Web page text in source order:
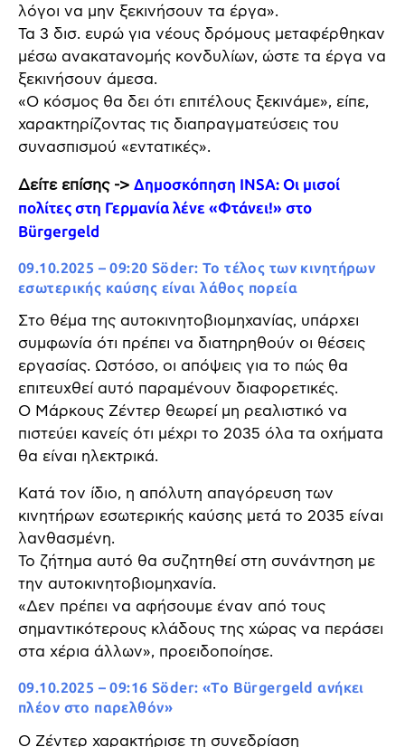
λόγοι να μην ξεκινήσουν τα έργα».
Τα 3 δισ. ευρώ για νέους δρόμους μεταφέρθηκαν
μέσω ανακατανομής κονδυλίων, ώστε τα έργα να
ξεκινήσουν άμεσα.
«Ο κόσμος θα δει ότι επιτέλους ξεκινάμε», είπε,
χαρακτηρίζοντας τις διαπραγματεύσεις του
συνασπισμού «εντατικές».
Δείτε επίσης -> Δημοσκόπηση INSA: Οι μισοί
πολίτες στη Γερμανία λένε «Φτάνει!» στο
Bürgergeld
09.10.2025 – 09:20 Söder: Το τέλος των κινητήρων
εσωτερικής καύσης είναι λάθος πορεία
Στο θέμα της αυτοκινητοβιομηχανίας, υπάρχει
συμφωνία ότι πρέπει να διατηρηθούν οι θέσεις
εργασίας. Ωστόσο, οι απόψεις για το πώς θα
επιτευχθεί αυτό παραμένουν διαφορετικές.
Ο Μάρκους Ζέντερ θεωρεί μη ρεαλιστικό να
πιστεύει κανείς ότι μέχρι το 2035 όλα τα οχήματα
θα είναι ηλεκτρικά.
Κατά τον ίδιο, η απόλυτη απαγόρευση των
κινητήρων εσωτερικής καύσης μετά το 2035 είναι
λανθασμένη.
Το ζήτημα αυτό θα συζητηθεί στη συνάντηση με
την αυτοκινητοβιομηχανία.
«Δεν πρέπει να αφήσουμε έναν από τους
σημαντικότερους κλάδους της χώρας να περάσει
στα χέρια άλλων», προειδοποίησε.
09.10.2025 – 09:16 Söder: «Το Bürgergeld ανήκει
πλέον στο παρελθόν»
Ο Ζέντερ χαρακτήρισε τη συνεδρίαση